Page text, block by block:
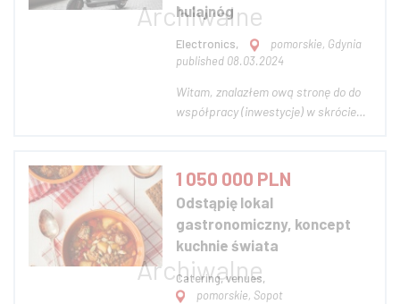
hulajnóg
Electronics,
pomorskie, Gdynia
published 08.03.2024
Witam, znalazłem ową stronę do do
współpracy (inwestycje) w skrócie
hulajnóg elektrycznych. Pracowałem
w Gdyni, Warszawie oraz w Mrągowie.
Aktualnie chce brać życie za nogi i
założyć...
1 050 000 PLN
Odstąpię lokal
gastronomiczny, koncept
kuchnie świata
Catering, venues,
pomorskie, Sopot